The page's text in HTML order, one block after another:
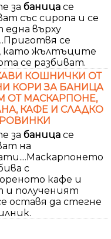
за баница се
със сиропа и се
една върху
се
, като жълтъците
се разбиват.
КОШНИЧКИ ОТ
КОРИ ЗА БАНИЦА
ОТ МАСКАРПОНЕ,
КАФЕ И СЛАДКО
за баница се
на
с
кафе и
и полученият
оставя да стегне